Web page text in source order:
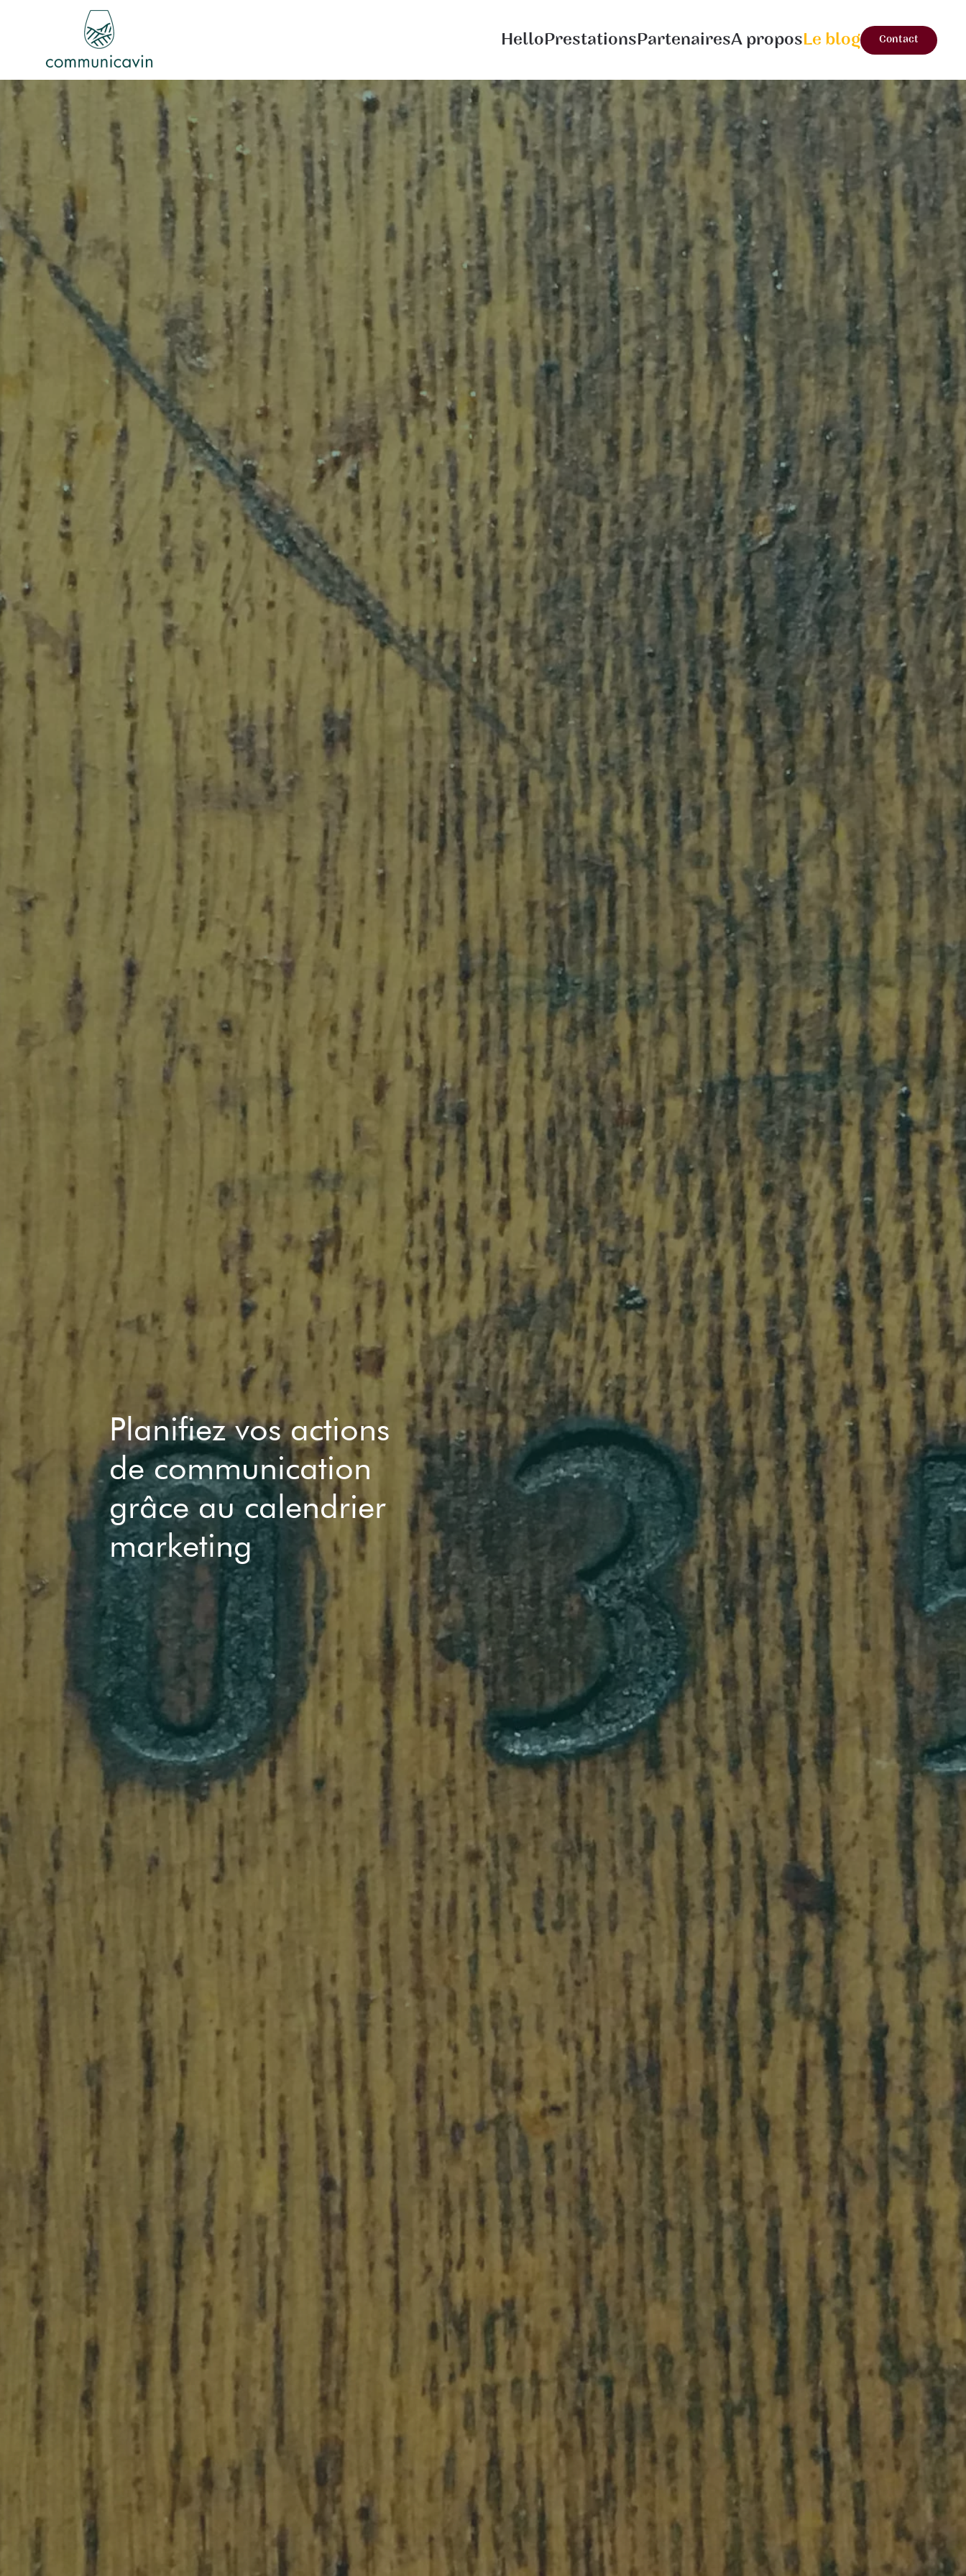
Accéder au contenu principal Hello Prestations PartenairesA propos Le blog Contact
Planifiez vos actions
de communication
grâce au calendrier
marketing